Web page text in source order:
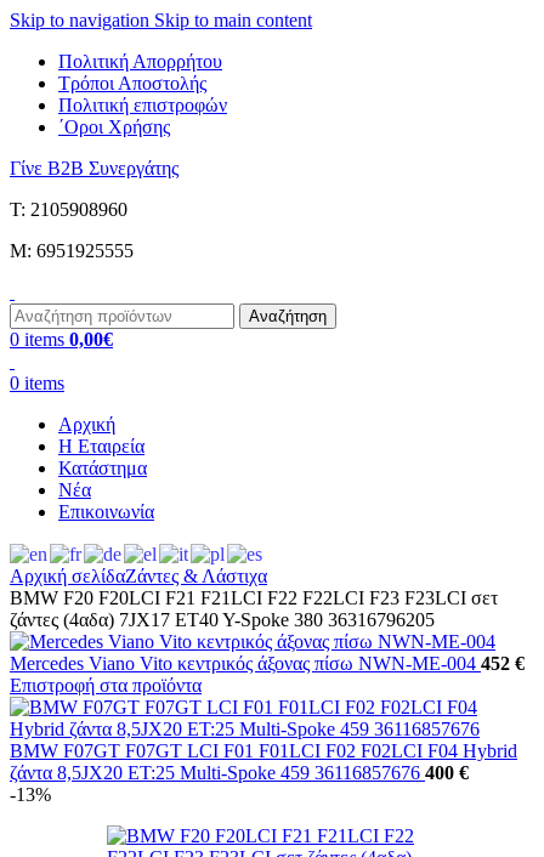
Skip to navigation Skip to main content
Πολιτική Απορρήτου
Τρόποι Αποστολής
Πολιτική επιστροφών
΄Οροι Χρήσης
Γίνε B2B Συνεργάτης
Τ: 2105908960
M: 6951925555
Αναζήτηση
0 items 0,00€
0 items
Αρχική
Η Εταιρεία
Κατάστημα
Νέα
Επικοινωνία
Αρχική σελίδαΖάντες & Λάστιχα
BMW F20 F20LCI F21 F21LCI F22 F22LCI F23 F23LCI σετ
ζάντες (4αδα) 7JX17 ET40 Y-Spoke 380 36316796205
Mercedes Viano Vito κεντρικός άξονας πίσω NWN-ME-004 452 €
Επιστροφή στα προϊόντα
BMW F07GT F07GT LCI F01 F01LCI F02 F02LCI F04 Hybrid
ζάντα 8,5JX20 ET:25 Multi-Spoke 459 36116857676 400 €
-13%